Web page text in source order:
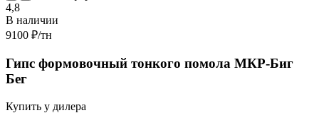
4,8
В наличии
9100 ₽/тн
Гипс формовочный тонкого помола МКР-Биг
Бег
Купить у дилера